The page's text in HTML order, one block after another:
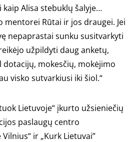
Alisa stebuklų šalyje…
mentorei Rūtai ir jos draugei. Jei
nepaprastai sunku susitvarkyti
užpildyti daug anketų,
dotacijų, mokesčių, mokėjimo
visko sutvarkiusi iki šiol.“
Lietuvoje“ įkurto užsieniečių
paslaugų centro
ir „Kurk Lietuvai”